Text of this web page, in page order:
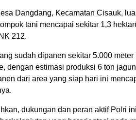
Dangdang, Kecamatan Cisauk,
tani mencapai sekitar 1,3
212.
sudah dipanen sekitar 5.000 meter
dengan estimasi produksi 6 ton
dari area yang siap hari ini
dukungan dan peran aktif Polri